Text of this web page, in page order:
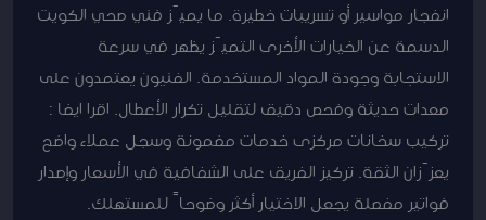
انفجار مواسير أو تسريبات خطيرة. ما يميّز فني صحي الكويت
الدسمة عن الخيارات الأخرى التميّز يظهر في سرعة
الاستجابة وجودة المواد المستخدمة. الفنيون يعتمدون على
معدات حديثة وفحص دقيق لتقليل تكرار الأعطال. اقرا ايضا :
تركيب سخانات مركزى خدمات مضمونة وسجل عملاء واضح
يعزّزان الثقة. تركيز الفريق على الشفافية في الأسعار وإصدار
فواتير مفصلة يجعل الاختيار أكثر وضوحاً للمستهلك.